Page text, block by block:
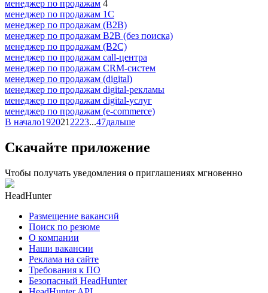
менеджер по продажам 4
менеджер по продажам 1С
менеджер по продажам (B2B)
менеджер по продажам B2B (без поиска)
менеджер по продажам (B2C)
менеджер по продажам call-центра
менеджер по продажам CRM-систем
менеджер по продажам (digital)
менеджер по продажам digital-рекламы
менеджер по продажам digital-услуг
менеджер по продажам (e-commerce)
В начало192021 2223...47дальше
Скачайте приложение
Чтобы получать уведомления о приглашениях мгновенно
HeadHunter
Размещение вакансий
Поиск по резюме
О компании
Наши вакансии
Реклама на сайте
Требования к ПО
Безопасный HeadHunter